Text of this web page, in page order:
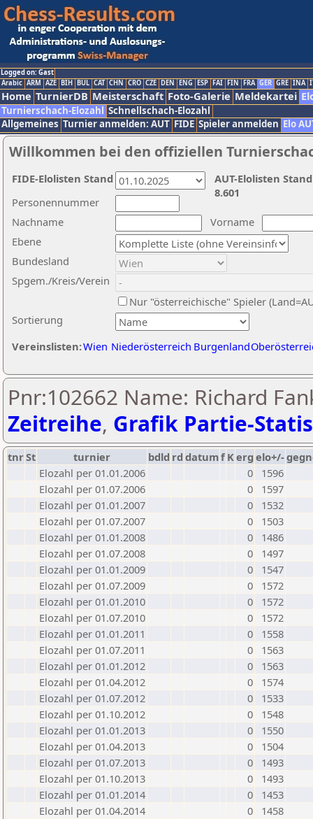
Logged on: Gast
Arabic ARM AZE BIH BUL CAT CHN CRO CZE DEN ENG ESP FAI FIN FRA GER GRE INA
Home TurnierDB Meisterschaft Foto-Galerie Meldekartei
Turnierschach-Elozahl Schnellschach-Elozahl
Allgemeines Turnier anmelden: AUT FIDE Spieler anmelden Elo
Willkommen bei den offiziellen
Nachname
Vorname
Ebene
Sortierung
Personennummer
Bundesland
Spgem./Kreis/Verein
Nur "österreichische" Spieler
Vereinslisten:Wien Niederösterreich Burgenland
AUT-Elolisten
8.601
FIDE-Elolisten Stand
Pnr:102662 Name: Richard
Zeitreihe, Grafik Partie-
tnrSt turnier bdld rd datumf Kerg elo+/-
Elozahl per 01.01.2006
0
1596
Elozahl per 01.07.2006
0
1597
Elozahl per 01.01.2007
0
1532
Elozahl per 01.07.2007
0
1503
Elozahl per 01.01.2008
0
1486
Elozahl per 01.07.2008
0
1497
Elozahl per 01.01.2009
0
1547
Elozahl per 01.07.2009
0
1572
Elozahl per 01.01.2010
0
1572
Elozahl per 01.07.2010
0
1572
Elozahl per 01.01.2011
0
1558
Elozahl per 01.07.2011
0
1563
Elozahl per 01.01.2012
0
1563
Elozahl per 01.04.2012
0
1574
Elozahl per 01.07.2012
0
1533
Elozahl per 01.10.2012
0
1548
Elozahl per 01.01.2013
0
1550
Elozahl per 01.04.2013
0
1504
Elozahl per 01.07.2013
0
1493
Elozahl per 01.10.2013
0
1493
Elozahl per 01.01.2014
0
1453
Elozahl per 01.04.2014
0
1458